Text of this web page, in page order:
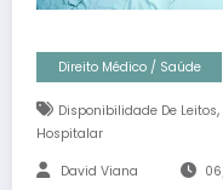
Direito Médico / Saúde
Disponibilidade De Leitos,
Hospitalar
David Viana